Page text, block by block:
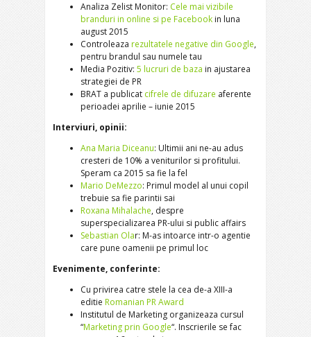
Analiza Zelist Monitor: Cele mai vizibile
branduri in online si pe Facebook in luna
august 2015
Controleaza rezultatele negative din Google,
pentru brandul sau numele tau
Media Pozitiv: 5 lucruri de baza in ajustarea
strategiei de PR
BRAT a publicat cifrele de difuzare aferente
perioadei aprilie – iunie 2015
Interviuri, opinii:
Ana Maria Diceanu: Ultimii ani ne-au adus
cresteri de 10% a veniturilor si profitului.
Speram ca 2015 sa fie la fel
Mario DeMezzo: Primul model al unui copil
trebuie sa fie parintii sai
Roxana Mihalache, despre
superspecializarea PR-ului si public affairs
Sebastian Olar: M-as intoarce intr-o agentie
care pune oamenii pe primul loc
Evenimente, conferinte:
Cu privirea catre stele la cea de-a XIII-a
editie Romanian PR Award
Institutul de Marketing organizeaza cursul
“Marketing prin Google“. Inscrierile se fac